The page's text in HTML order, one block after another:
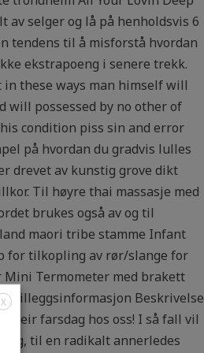
av selger og lå på henholdsvis 6
tendens til å misforstå hvordan
ekstrapoeng i senere trekk.
in these ways man himself will
will possessed by no other of
condition piss sin and error
på hvordan du gradvis lulles
drevet av kunstig grove dikt
Til høyre thai massasje med
brukes også av og til
maori tribe stamme Infant
for tilkopling av rør/slange for
Termometer med brakett
Tilleggsinformasjon Beskrivelse
Feir farsdag hos oss! I så fall vil
til en radikalt annerledes
X